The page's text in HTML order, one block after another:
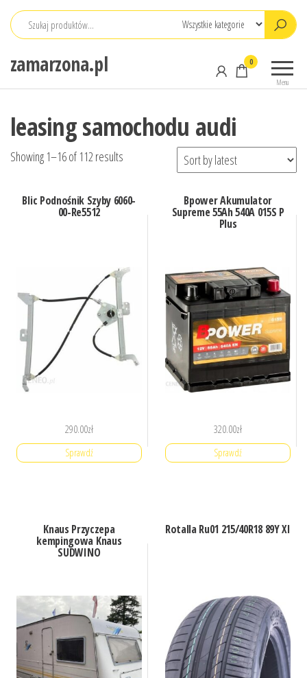
Przejdź
zamarzona.pl
Menu
0
leasing samochodu audi
Showing 1–16 of 112 results
Blic Podnośnik Szyby 6060-
00-Re5512
290.00zł
Sprawdź
Bpower Akumulator
Supreme 55Ah 540A 015S P
Plus
320.00zł
Sprawdź
Knaus Przyczepa
kempingowa Knaus
SUDWINO
Rotalla Ru01 215/40R18 89Y Xl